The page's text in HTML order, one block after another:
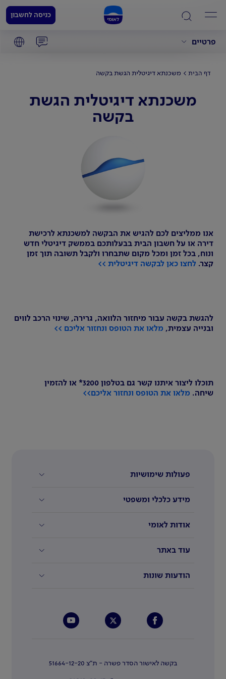
פרטיים
כניסה לחשבון
דף הבית משכנתא דיגיטלית הגשת בקשה
משכנתא דיגיטלית הגשת
בקשה
אנו ממליצים לכם להגיש את הבקשה למשכנתא לרכישת
דירה או על חשבון הבית בבעלותכם בממשק דיגיטלי חדש
ונוח, בכל זמן ומכל מקום שתבחרו ולקבל תשובה תוך זמן
קצר. לחצו כאן לבקשה דיגיטלית >>
להגשת בקשה עבור מיחזור הלוואה, גרירה, שינוי הרכב לווים
ובנייה עצמית, מלאו את הטופס ונחזור אליכם >>
תוכלו ליצור איתנו קשר גם בטלפון 3200* או להזמין
שיחה. מלאו את הטופס ונחזור אליכם>>
פעולות שימושיות
מידע כלכלי ומשפטי
אודות לאומי
עוד באתר
הודעות שונות
בקשה לאישור הסדר פשרה - ת"צ 51664-12-20